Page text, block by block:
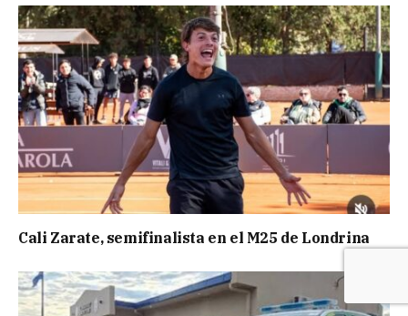
Cali Zarate, semifinalista en el M25 de Londrina